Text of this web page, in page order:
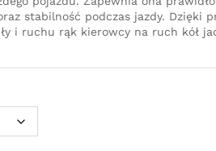
stabilność podczas jazdy. Dzięki
i ruchu rąk kierowcy na ruch kół